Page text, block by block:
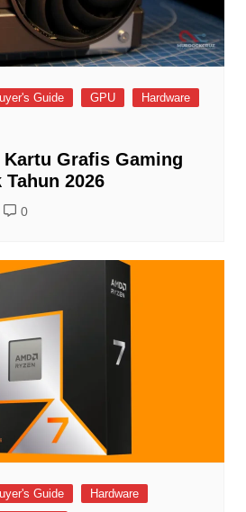
Guide GPU
Hardware
Kartu Grafis Gaming
Tahun 2026
0
Guide
Hardware